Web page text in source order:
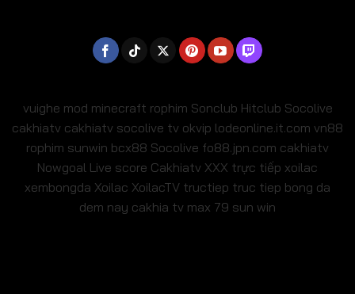
vuighe mod minecraft rophim Sonclub Hitclub Socolive
cakhiatv cakhiatv socolive tv okvip lodeonline.it.com vn88
rophim sunwin bcx88 Socolive fo88.jpn.com cakhiatv
Nowgoal Live score Cakhiatv XXX trực tiếp xoilac
xembongda Xoilac XoilacTV tructiep truc tiep bong da
dem nay cakhia tv max 79 sun win